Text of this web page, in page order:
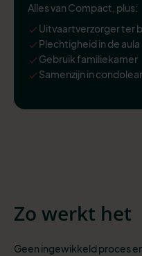
Alles van Compact, plus:
Uitvaartverzorger ter
Plechtigheid in de aula
Gebruik familiekamer
Samenzijn in
Zo werkt het
Geen ingewikkeld proces